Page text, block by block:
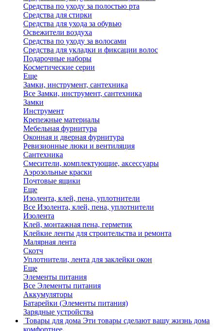
Средства по уходу за полостью рта
Средства для стирки
Средства для ухода за обувью
Освежители воздуха
Средства по уходу за волосами
Средства для укладки и фиксации волос
Подарочные наборы
Косметические серии
Еще
Замки, инструмент, сантехника
Все Замки, инструмент, сантехника
Замки
Инструмент
Крепежные материалы
Мебельная фурнитура
Оконная и дверная фурнитура
Ревизионные люки и вентиляция
Сантехника
Смесители, комплектующие, аксессуары
Аэрозольные краски
Почтовые ящики
Еще
Изолента, клей, пена, уплотнители
Все Изолента, клей, пена, уплотнители
Изолента
Клей, монтажная пена, герметик
Клейкие ленты для строительства и ремонта
Малярная лента
Скотч
Уплотнители, лента для заклейки окон
Еще
Элементы питания
Все Элементы питания
Аккумуляторы
Батарейки (Элементы питания)
Зарядные устройства
Товары для дома Эти товары сделают вашу жизнь дома
комфортнее.